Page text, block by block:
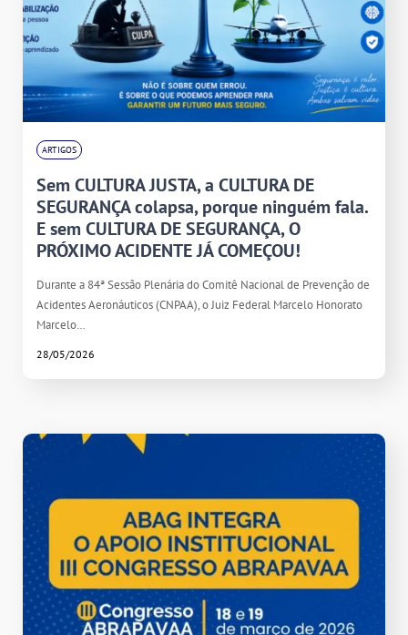
ARTIGOS
Sem CULTURA JUSTA, a CULTURA DE
SEGURANÇA colapsa, porque ninguém fala.
E sem CULTURA DE SEGURANÇA, O
PRÓXIMO ACIDENTE JÁ COMEÇOU!
Durante a 84ª Sessão Plenária do Comitê Nacional de Prevenção de
Acidentes Aeronáuticos (CNPAA), o Juiz Federal Marcelo Honorato
Marcelo…
28/05/2026